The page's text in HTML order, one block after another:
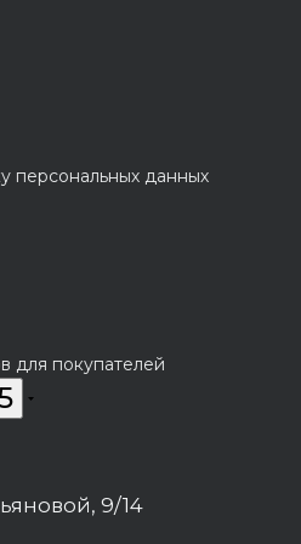
персональных данных
для покупателей
9/14